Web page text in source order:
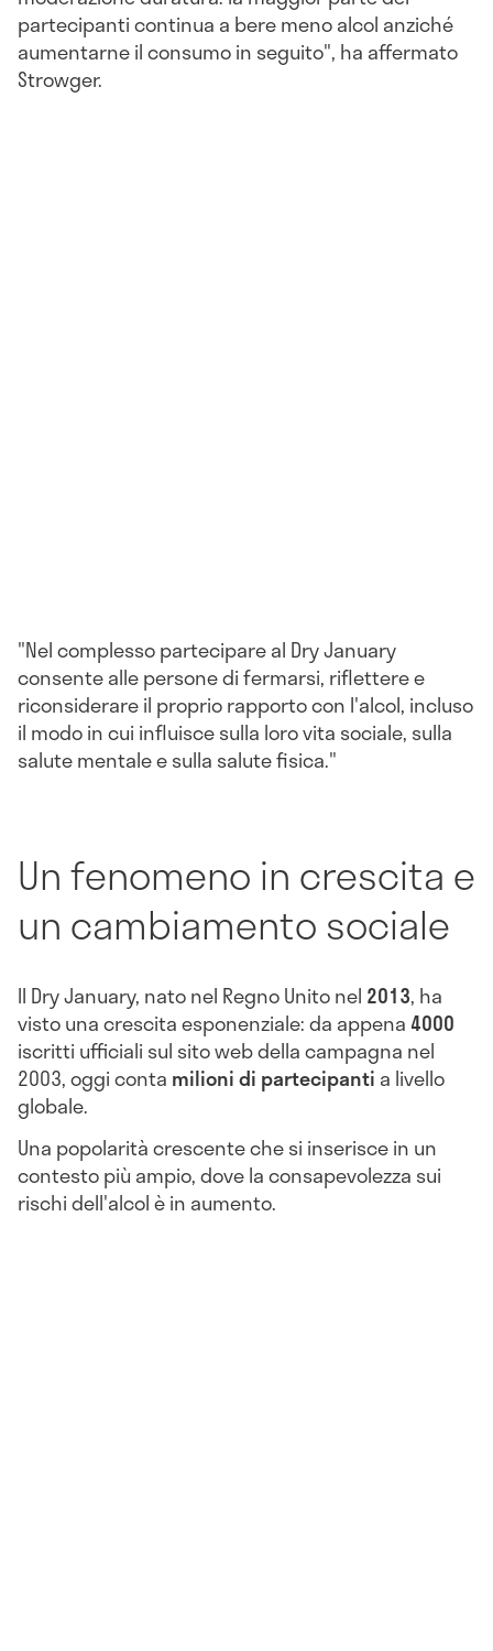
partecipanti continua a bere meno alcol anziché
aumentarne il consumo in seguito", ha affermato
Strowger.
"Nel complesso partecipare al Dry January
consente alle persone di fermarsi, riflettere e
riconsiderare il proprio rapporto con l'alcol, incluso
il modo in cui influisce sulla loro vita sociale, sulla
salute mentale e sulla salute fisica."
Un fenomeno in crescita e
un cambiamento sociale
Il Dry January, nato nel Regno Unito nel 2013, ha
visto una crescita esponenziale: da appena 4000
iscritti ufficiali sul sito web della campagna nel
2003, oggi conta milioni di partecipanti a livello
globale.
Una popolarità crescente che si inserisce in un
contesto più ampio, dove la consapevolezza sui
rischi dell'alcol è in aumento.